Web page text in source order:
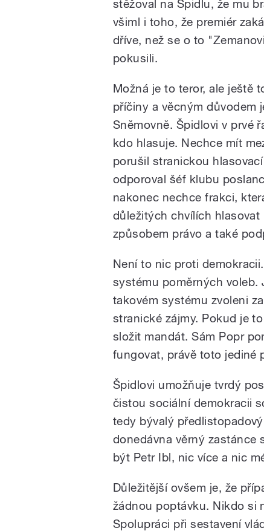
stěžoval na Špidlu, že mu
všiml i toho, že premiér
dříve, než se o to
pokusili.
Možná je to teror, ale ještě
příčiny a věcným důvodem
Sněmovně. Špidlovi v prvé
kdo hlasuje. Nechce mít
porušil stranickou
odporoval šéf klubu
nakonec nechce frakci,
důležitých chvílích
způsobem právo a také
Není to nic proti
systému poměrných voleb.
takovém systému zvoleni
stranické zájmy. Pokud je
složit mandát. Sám Popr
fungovat, právě toto jediné
Špidlovi umožňuje tvrdý
čistou sociální demokracii
tedy bývalý
donedávna věrný zastánce
být Petr Ibl, nic více a nic
Důležitější ovšem je, že
žádnou poptávku. Nikdo si
Spolupráci při sestavení